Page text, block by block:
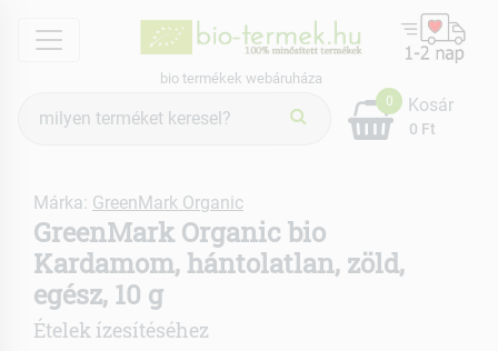
menu
bio termékek webáruháza
keresés
0
0 Ft
Kosár
Márka: GreenMark Organic
GreenMark Organic bio
Kardamom, hántolatlan, zöld,
egész, 10 g
Ételek ízesítéséhez